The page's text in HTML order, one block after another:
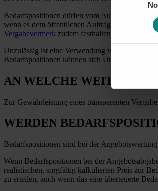
Bedarfspositionen dürfen vom Auftraggeber
wenn es dem öffentlichen Auftraggeber nicht
Vergabevermerk zudem festhalten, dass er die
Unzulässig ist eine Verwendung von so
Bedarfspositionen können sich Unternehmen in
AN WELCHE WEITEREN
Zur Gewährleistung eines transparenten
WERDEN
Bedarfspositionen sind bei der
Wenn Bedarfspositionen bei der
realistischen, sorgfältig kalkulierten Preis zur
zu erteilen, auch wenn das eine überteuerte